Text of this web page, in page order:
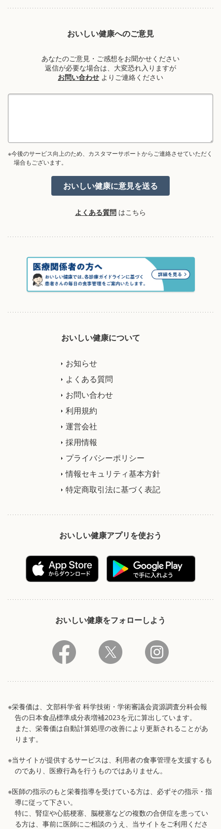
おいしい健康へのご意見
あなたのご意見・ご感想をお聞かせください
返信が必要な場合は、大変恐れ入りますが
お問い合わせ よりご連絡ください
※今後のサービス向上のため、カスタマーサポートからご連絡させていただく
場合もございます。
よくある質問 はこちら
おいしい健康について
お知らせ
よくある質問
お問い合わせ
利用規約
運営会社
採用情報
プライバシーポリシー
情報セキュリティ基本方針
特定商取引法に基づく表記
おいしい健康アプリを使おう
おいしい健康をフォローしよう
※栄養価は、文部科学省 科学技術・学術審議会資源調査分科会報
告の日本食品標準成分表増補2023を元に算出しています。
また、栄養価は自動計算処理の改善により更新されることがあ
ります。
※当サイトが提供するサービスは、利用者の食事管理を支援するも
のであり、医療行為を行うものではありません。
※医師の指示のもと栄養指導を受けている方は、必ずその指示・指
導に従って下さい。
特に、腎症や心筋梗塞、脳梗塞などの複数の合併症を患ってい
る方は、事前に医師にご相談のうえ、当サイトをご利用くださ